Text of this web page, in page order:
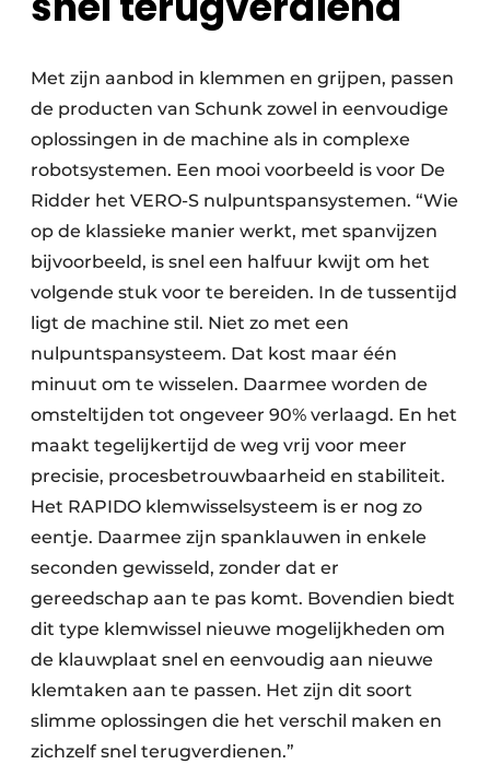
Met zijn aanbod in klemmen en grijpen, passen
de producten van Schunk zowel in eenvoudige
oplossingen in de machine als in complexe
robotsystemen. Een mooi voorbeeld is voor De
Ridder het VERO-S nulpuntspansystemen. “Wie
op de klassieke manier werkt, met spanvijzen
bijvoorbeeld, is snel een halfuur kwijt om het
volgende stuk voor te bereiden. In de tussentijd
ligt de machine stil. Niet zo met een
nulpuntspansysteem. Dat kost maar één
minuut om te wisselen. Daarmee worden de
omsteltijden tot ongeveer 90% verlaagd. En het
maakt tegelijkertijd de weg vrij voor meer
precisie, procesbetrouwbaarheid en stabiliteit.
Het RAPIDO klemwisselsysteem is er nog zo
eentje. Daarmee zijn spanklauwen in enkele
seconden gewisseld, zonder dat er
gereedschap aan te pas komt. Bovendien biedt
dit type klemwissel nieuwe mogelijkheden om
de klauwplaat snel en eenvoudig aan nieuwe
klemtaken aan te passen. Het zijn dit soort
slimme oplossingen die het verschil maken en
zichzelf snel terugverdienen.”